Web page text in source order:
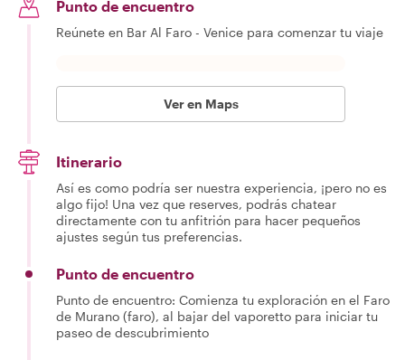
Punto de encuentro
Reúnete en Bar Al Faro - Venice para comenzar tu viaje
Ver en Maps
Itinerario
Así es como podría ser nuestra experiencia, ¡pero no es
algo fijo! Una vez que reserves, podrás chatear
directamente con tu anfitrión para hacer pequeños
ajustes según tus preferencias.
Punto de encuentro
Punto de encuentro: Comienza tu exploración en el Faro
de Murano (faro), al bajar del vaporetto para iniciar tu
paseo de descubrimiento